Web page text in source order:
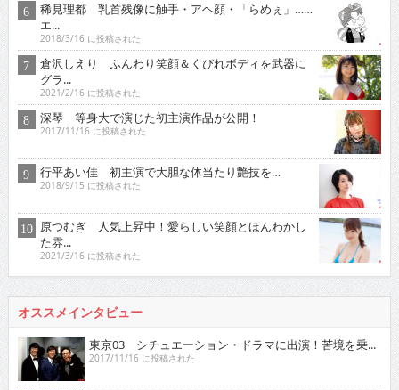
稀見理都 乳首残像に触手・アヘ顔・「らめぇ」……
エ...
2018/3/16 に投稿された
倉沢しえり ふんわり笑顔＆くびれボディを武器に
グラ...
2021/2/16 に投稿された
深琴 等身大で演じた初主演作品が公開！
2017/11/16 に投稿された
行平あい佳 初主演で大胆な体当たり艶技を…
2018/9/15 に投稿された
原つむぎ 人気上昇中！愛らしい笑顔とほんわかし
た雰...
2021/3/16 に投稿された
オススメインタビュー
東京03 シチュエーション・ドラマに出演！苦境を乗...
2017/11/16 に投稿された